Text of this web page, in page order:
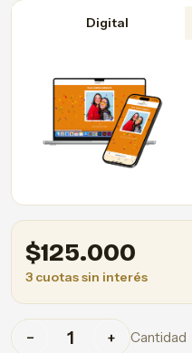
Digital
$125.000
3 cuotas sin interés
− + Cantidad